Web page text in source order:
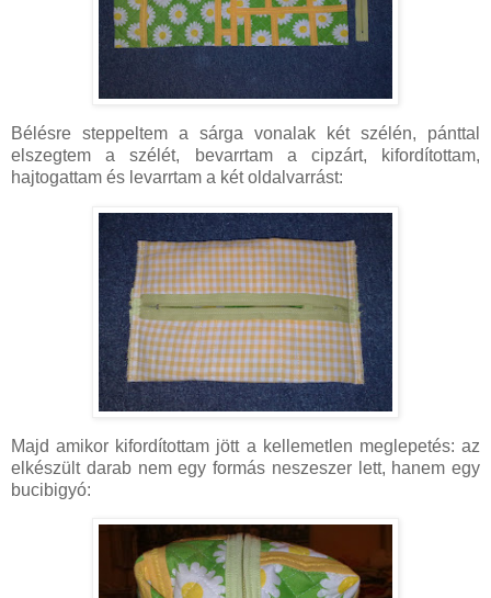
Bélésre steppeltem a sárga vonalak két szélén, pánttal
elszegtem a szélét, bevarrtam a cipzárt, kifordítottam,
hajtogattam és levarrtam a két oldalvarrást:
Majd amikor kifordítottam jött a kellemetlen meglepetés: az
elkészült darab nem egy formás neszeszer lett, hanem egy
bucibigyó: